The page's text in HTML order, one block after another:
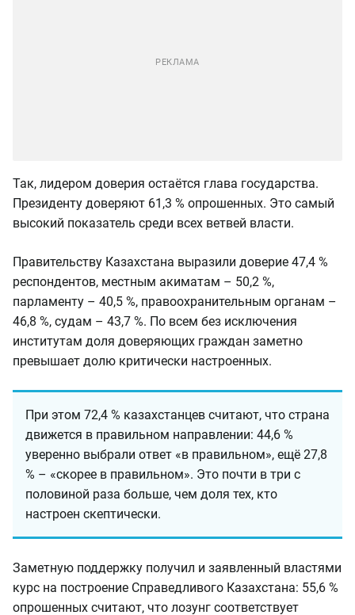
Так, лидером доверия остаётся глава государства.
Президенту доверяют 61,3 % опрошенных. Это самый
высокий показатель среди всех ветвей власти.
Правительству Казахстана выразили доверие 47,4 %
респондентов, местным акиматам – 50,2 %,
парламенту – 40,5 %, правоохранительным органам –
46,8 %, судам – 43,7 %. По всем без исключения
институтам доля доверяющих граждан заметно
превышает долю критически настроенных.
При этом 72,4 % казахстанцев считают, что страна
движется в правильном направлении: 44,6 %
уверенно выбрали ответ «в правильном», ещё 27,8
% – «скорее в правильном». Это почти в три с
половиной раза больше, чем доля тех, кто
настроен скептически.
Заметную поддержку получил и заявленный властями
курс на построение Справедливого Казахстана: 55,6 %
опрошенных считают, что лозунг соответствует